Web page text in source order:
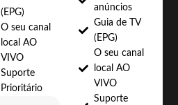
(EPG)
O seu canal
local AO
VIVO
Suporte
Prioritário
anúncios
Guia de TV
(EPG)
O seu canal
local AO
VIVO
Suporte